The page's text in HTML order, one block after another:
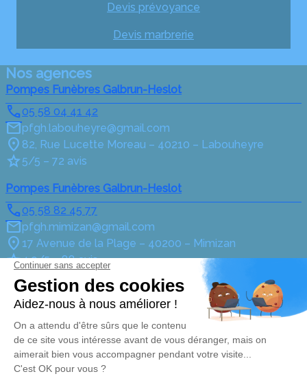
Devis prévoyance
Devis marbrerie
Nos agences
Pompes Funèbres Galbrun-Heslot
05 58 04 41 42
pfgh.labouheyre@gmail.com
82, Rue Lucette Moreau – 40210 – Labouheyre
5/5 – 72 avis
Pompes Funèbres Galbrun-Heslot
05 58 82 45 77
pfgh.mimizan@gmail.com
17 Avenue de la Plage – 40200 – Mimizan
4.9/5 – 88 avis
Pompes Funèbres Galbrun-Heslot
05 58 04 98 41
pfgh.parentisenborn@gmail.com
51 Avenue Henri Guillaumet – 40160 – Parentis-en-
Born
5/5 – 3 avis